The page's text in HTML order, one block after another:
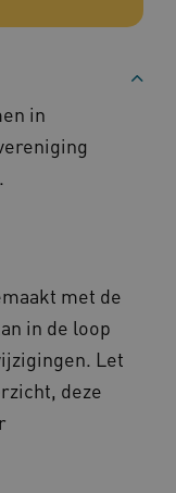
in
met de
in de loop
Let
deze
Inc.